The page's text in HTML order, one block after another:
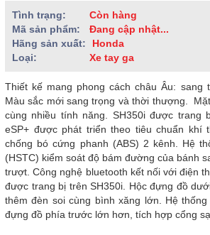
Tình trạng:
Còn hàng
Mã sản phẩm:
Đang cập nhật...
Hãng sản xuất:
Honda
Loại:
Xe tay ga
Thiết kế mang phong cách châu Âu: sang
Màu sắc mới sang trọng và thời thượng.
cùng nhiều tính năng. SH350i được trang
eSP+ được phát triển theo tiêu chuẩn khí
chống bó cứng phanh (ABS) 2 kênh. Hệ
(HSTC) kiểm soát độ bám đường của bánh
trượt. Công nghệ bluetooth kết nối với điện
được trang bị trên SH350i. Hộc đựng đồ
thêm đèn soi cùng bình xăng lớn. Hệ
đựng đồ phía trước lớn hơn, tích hợp cổng